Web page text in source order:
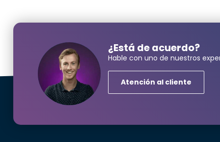
Nombre y
correo
¿Está de acuerdo?
Hable con uno de nuestros
Atención al cliente